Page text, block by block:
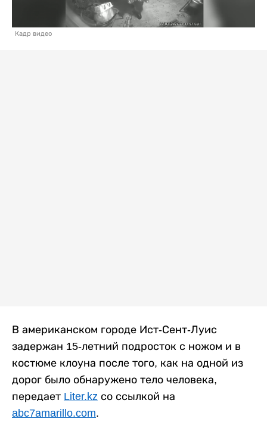
Кадр видео
В американском городе Ист-Сент-Луис
задержан 15-летний подросток с ножом и в
костюме клоуна после того, как на одной из
дорог было обнаружено тело человека,
передает Liter.kz со ссылкой на
abc7amarillo.com.